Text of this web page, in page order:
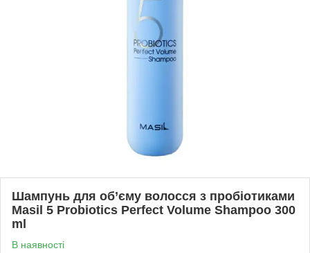
Шампунь для об’єму волосся з пробіотиками
Masil 5 Probiotics Perfect Volume Shampoo 300
ml
В наявності